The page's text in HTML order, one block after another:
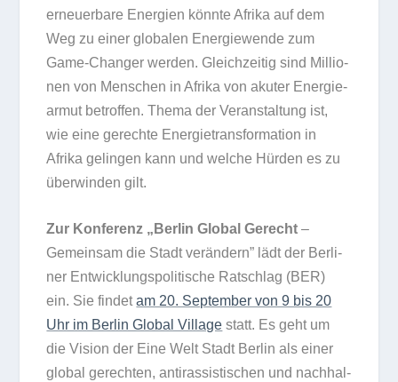
erneu­er­bare Ener­gien könnte Afrika auf dem
Weg zu einer glo­ba­len Ener­gie­wende zum
Game-Chan­ger wer­den. Gleich­zei­tig sind Mil­lio­
nen von Men­schen in Afrika von aku­ter Ener­gie­
ar­mut betrof­fen. Thema der Ver­an­stal­tung ist,
wie eine gerechte Ener­gie­trans­for­ma­tion in
Afrika gelin­gen kann und wel­che Hür­den es zu
über­win­den gilt.
Zur Kon­fe­renz „Ber­lin Glo­bal Gerecht–
Gemein­sam die Stadt ver­än­dern” lädt der Ber­li­
ner Ent­wick­lungs­po­li­ti­sche Rat­schlag (BER)
ein. Sie fin­detam 20. Sep­tem­ber von 9 bis 20
Uhr im Ber­lin Glo­bal Vil­lage statt. Es geht um
die Vision der Eine Welt Stadt Ber­lin als einer
glo­bal gerech­ten, anti­ras­sis­ti­schen und nach­hal­